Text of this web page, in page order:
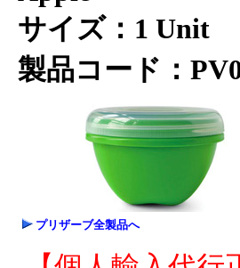
サイズ：1 Unit
製品コード：
プリザーブ全製品へ